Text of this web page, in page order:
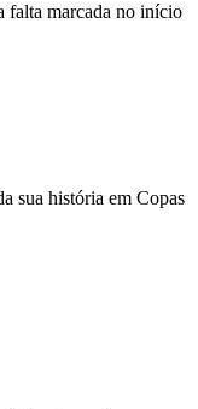
falta marcada no início
sua história em Copas